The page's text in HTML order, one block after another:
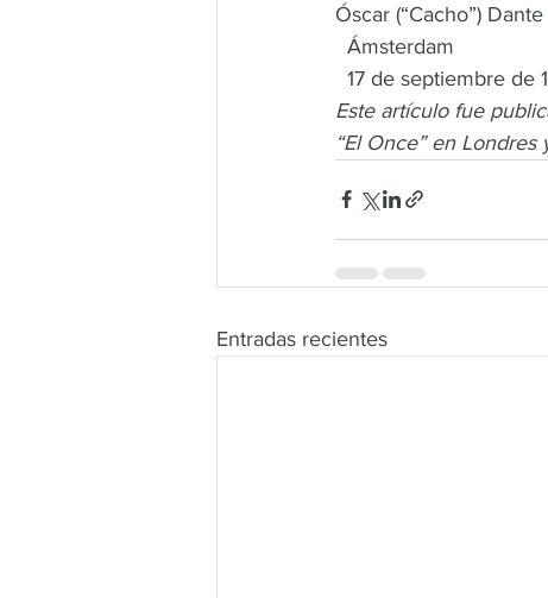
Óscar (“Cacho”) Dante
  Ámsterdam
17 de septiembre de
Este artículo fue
“El Once” en Londres
Entradas recientes